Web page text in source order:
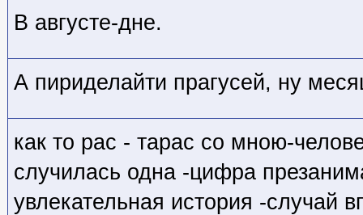
В августе-дне.
А пириделайти прагусей, ну
как то рас - тарас со мною-
случилась одна -цифра
увлекательная история -случай